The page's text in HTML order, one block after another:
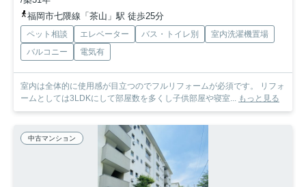
福岡市七隈線「茶山」駅 徒歩25分
ペット相談 エレベーター バス・トイレ別
室内洗濯機置場
バルコニー
電気有
室内は全体的に使用感が目立つのでフルリフォームが必須です。 リフォ
ームとしては3LDKにして部屋数を多くし子供部屋や寝室... もっと見る
中古マンション